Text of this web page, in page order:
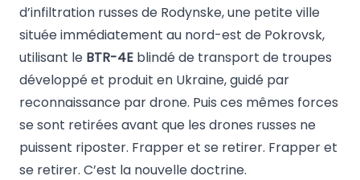
d’infiltration russes de Rodynske, une petite ville
située immédiatement au nord-est de Pokrovsk,
utilisant le BTR-4E blindé de transport de troupes
développé et produit en Ukraine, guidé par
reconnaissance par drone. Puis ces mêmes forces
se sont retirées avant que les drones russes ne
puissent riposter. Frapper et se retirer. Frapper et
se retirer. C’est la nouvelle doctrine.